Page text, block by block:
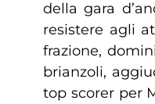
della gara
resistere agli
frazione,
brianzoli,
top scorer per